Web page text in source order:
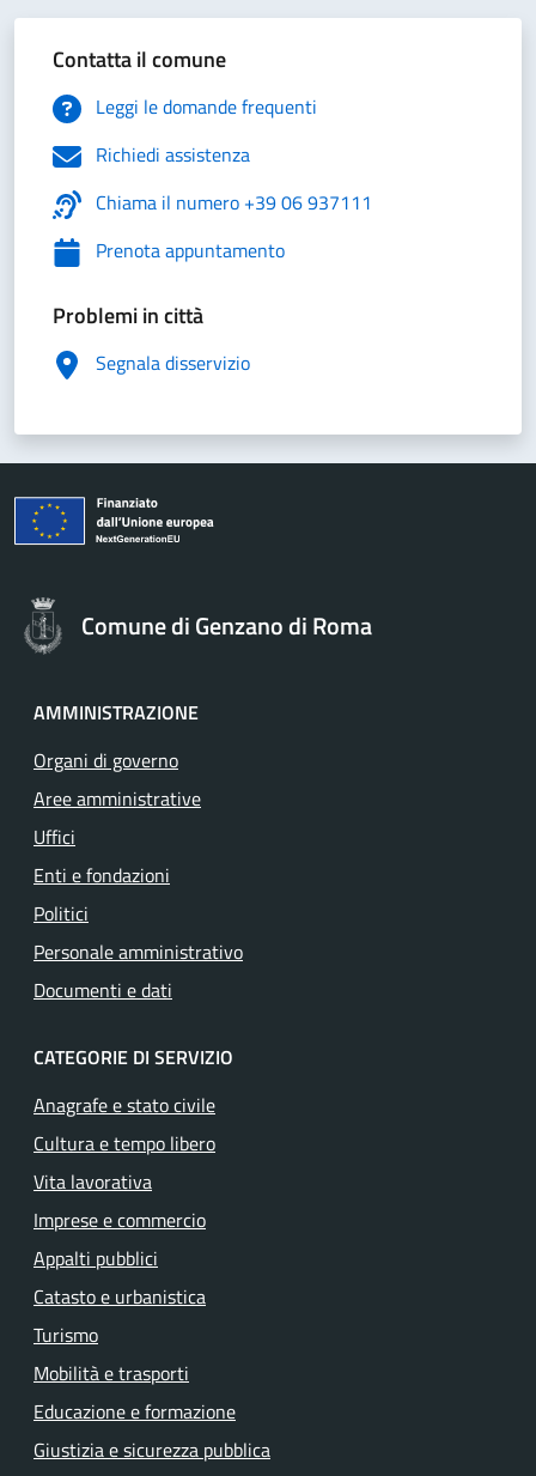
Contatta il comune
Leggi le domande frequenti
Richiedi assistenza
Chiama il numero +39 06 937111
Prenota appuntamento
Problemi in città
Segnala disservizio
Comune di Genzano di Roma
AMMINISTRAZIONE
Organi di governo
Aree amministrative
Uffici
Enti e fondazioni
Politici
Personale amministrativo
Documenti e dati
CATEGORIE DI SERVIZIO
Anagrafe e stato civile
Cultura e tempo libero
Vita lavorativa
Imprese e commercio
Appalti pubblici
Catasto e urbanistica
Turismo
Mobilità e trasporti
Educazione e formazione
Giustizia e sicurezza pubblica